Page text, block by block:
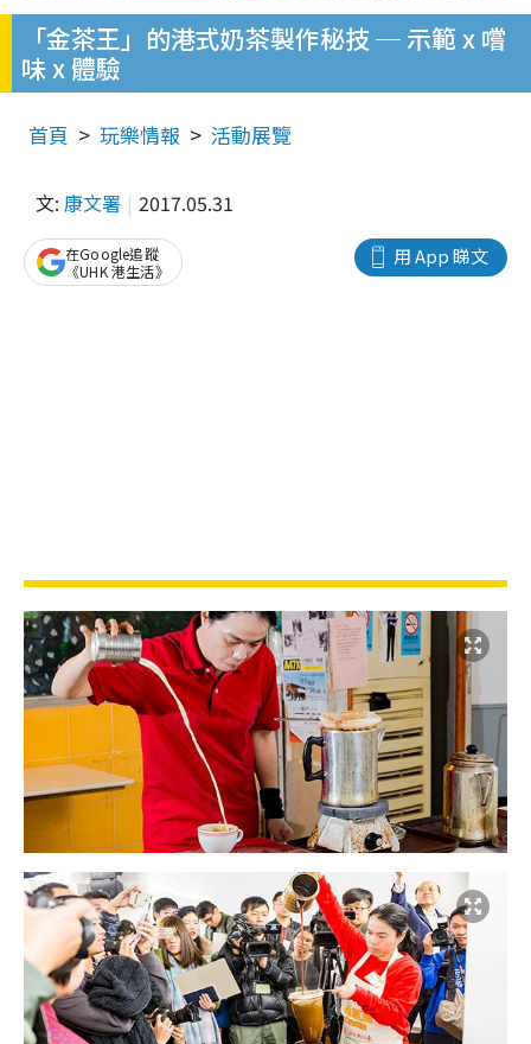
「金茶王」的港式奶茶製作秘技 ─ 示範 x 嚐
味 x 體驗
首頁 玩樂情報 活動展覽
文: 康文署 2017.05.31
用 App 睇文
在Google追蹤
《UHK 港生活》